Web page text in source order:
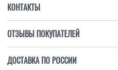
КОНТАКТЫ
ОТЗЫВЫ ПОКУПАТЕЛЕЙ
ДОСТАВКА ПО РОССИИ